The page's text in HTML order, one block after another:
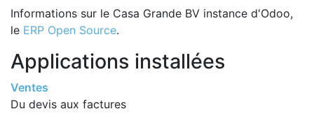
Informations sur le Casa Grande BV instance d'Odoo,
le ERP Open Source.
Applications installées
Ventes
Du devis aux factures